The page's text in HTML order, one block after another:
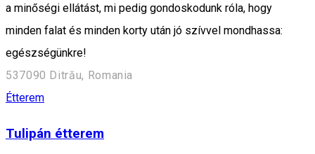
a minőségi ellátást, mi pedig gondoskodunk róla, hogy
minden falat és minden korty után jó szívvel mondhassa:
egészségünkre!
537090 Ditrău, Romania
Étterem
Tulipán étterem